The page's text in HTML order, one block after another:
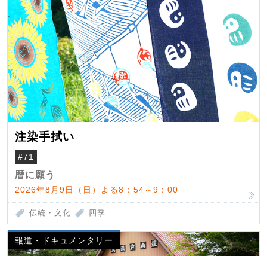
注染手拭い
#71
暦に願う
2026年8月9日（日）よる8：54～9：00
伝統・文化 四季
報道・ドキュメンタリー